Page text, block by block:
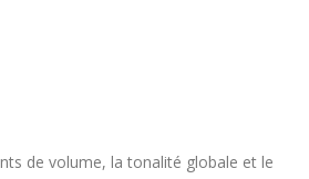
de volume, la tonalité globale et le